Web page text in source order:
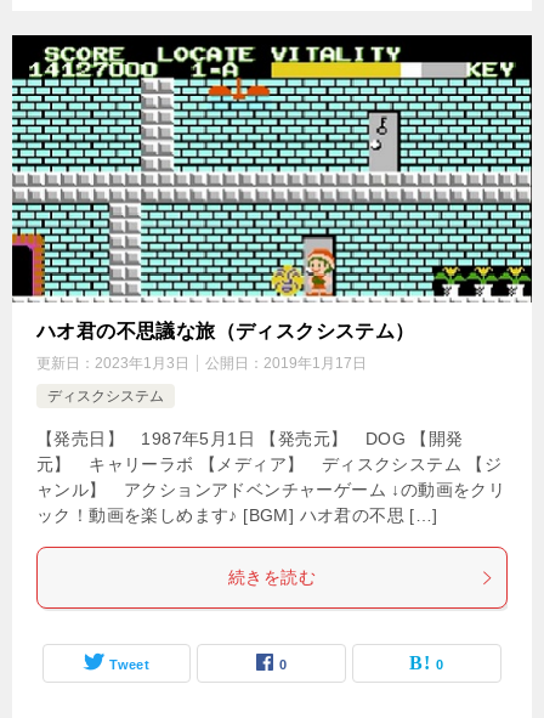
ハオ君の不思議な旅（ディスクシステム）
更新日： 2023年1月3日 公開日： 2019年1月17日
ディスクシステム
【発売日】 1987年5月1日 【発売元】 DOG 【開発
元】 キャリーラボ 【メディア】 ディスクシステム 【ジ
ャンル】 アクションアドベンチャーゲーム ↓の動画をクリ
ック！動画を楽しめます♪ [BGM] ハオ君の不思 […]
続きを読む
Tweet 0 0